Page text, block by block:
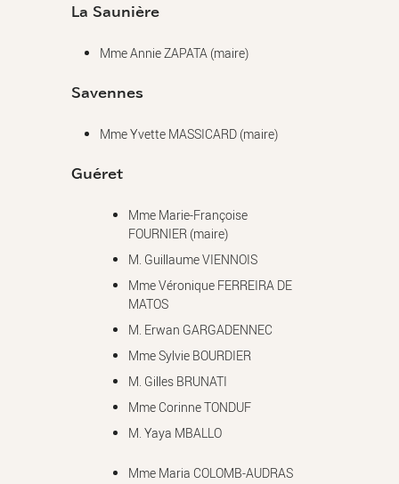
La Saunière
Mme Annie ZAPATA (maire)
Savennes
Mme Yvette MASSICARD (maire)
Guéret
Mme Marie-Françoise
FOURNIER (maire)
M. Guillaume VIENNOIS
Mme Véronique FERREIRA DE
MATOS
M. Erwan GARGADENNEC
Mme Sylvie BOURDIER
M. Gilles BRUNATI
Mme Corinne TONDUF
M. Yaya MBALLO
Mme Maria COLOMB-AUDRAS